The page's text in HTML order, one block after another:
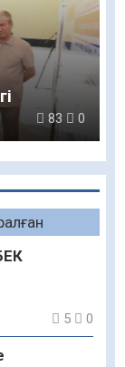
5 0
83 0